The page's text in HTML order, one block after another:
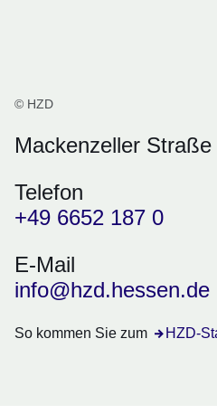
© HZD
Mackenzeller
Telefon
+49 6652 187 0
E-Mail
info@hzd.hessen.de
So kommen Sie zum HZD-